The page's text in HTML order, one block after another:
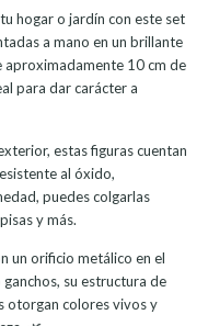
hogar o jardín con este set
a mano en un brillante
aproximadamente 10 cm de
para dar carácter a
estas figuras cuentan
al óxido,
puedes colgarlas
y más.
un orificio metálico en el
su estructura de
otorgan colores vivos y